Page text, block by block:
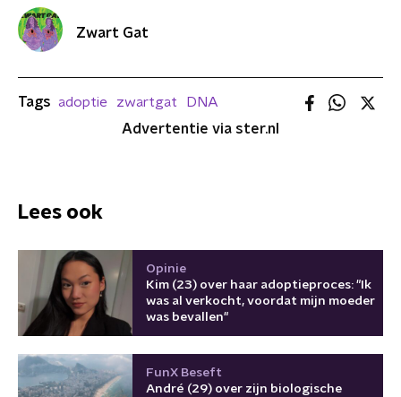
Zwart Gat
Tags adoptie zwartgat
DNA
Advertentie via ster.nl
Lees ook
Opinie
Kim (23) over haar adoptieproces: "Ik
was al verkocht, voordat mijn moeder
was bevallen"
FunX Beseft
André (29) over zijn biologische